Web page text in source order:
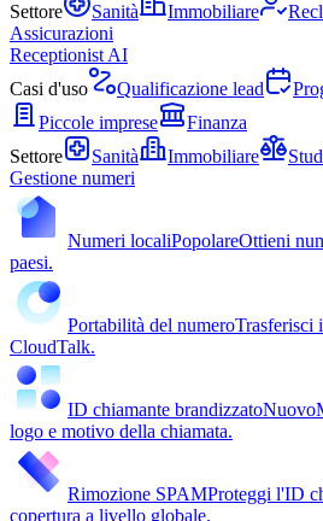
Settore
Sanità Immobiliare
Assicurazioni
Receptionist AI
Casi d'uso
Qualificazione lead
Piccole imprese
Finanza
Settore
Sanità Immobiliare
Gestione numeri
Numeri localiPopolareOttieni
paesi.
Portabilità del numeroTrasferisci
CloudTalk.
ID chiamante brandizzatoNuovo
logo e motivo della chiamata.
Rimozione SPAMProteggi l'ID
copertura a livello globale.